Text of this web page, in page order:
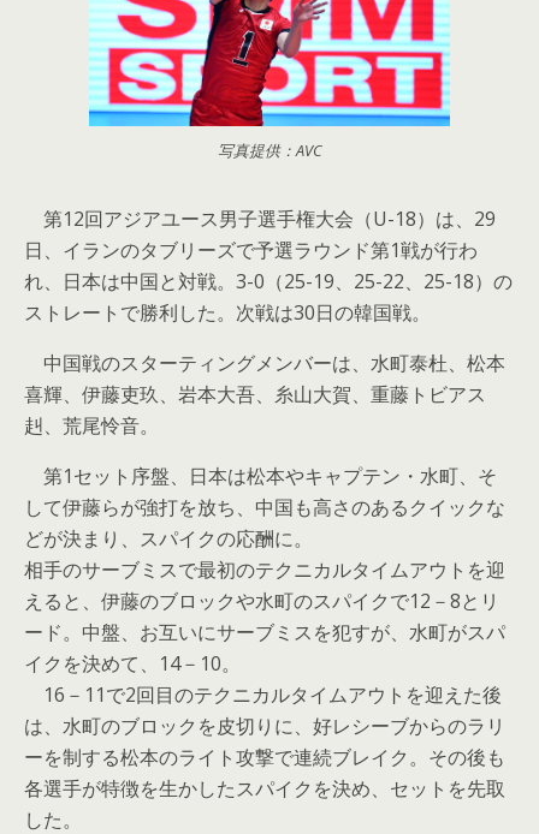
写真提供：AVC
第12回アジアユース男子選手権大会（U-18）は、29
日、イランのタブリーズで予選ラウンド第1戦が行わ
れ、日本は中国と対戦。3-0（25-19、25-22、25-18）の
ストレートで勝利した。次戦は30日の韓国戦。
中国戦のスターティングメンバーは、水町泰杜、松本
喜輝、伊藤吏玖、岩本大吾、糸山大賀、重藤トビアス
赳、荒尾怜音。
第1セット序盤、日本は松本やキャプテン・水町、そ
して伊藤らが強打を放ち、中国も高さのあるクイックな
どが決まり、スパイクの応酬に。
相手のサーブミスで最初のテクニカルタイムアウトを迎
えると、伊藤のブロックや水町のスパイクで12－8とリ
ード。中盤、お互いにサーブミスを犯すが、水町がスパ
イクを決めて、14－10。
16－11で2回目のテクニカルタイムアウトを迎えた後
は、水町のブロックを皮切りに、好レシーブからのラリ
ーを制する松本のライト攻撃で連続ブレイク。その後も
各選手が特徴を生かしたスパイクを決め、セットを先取
した。